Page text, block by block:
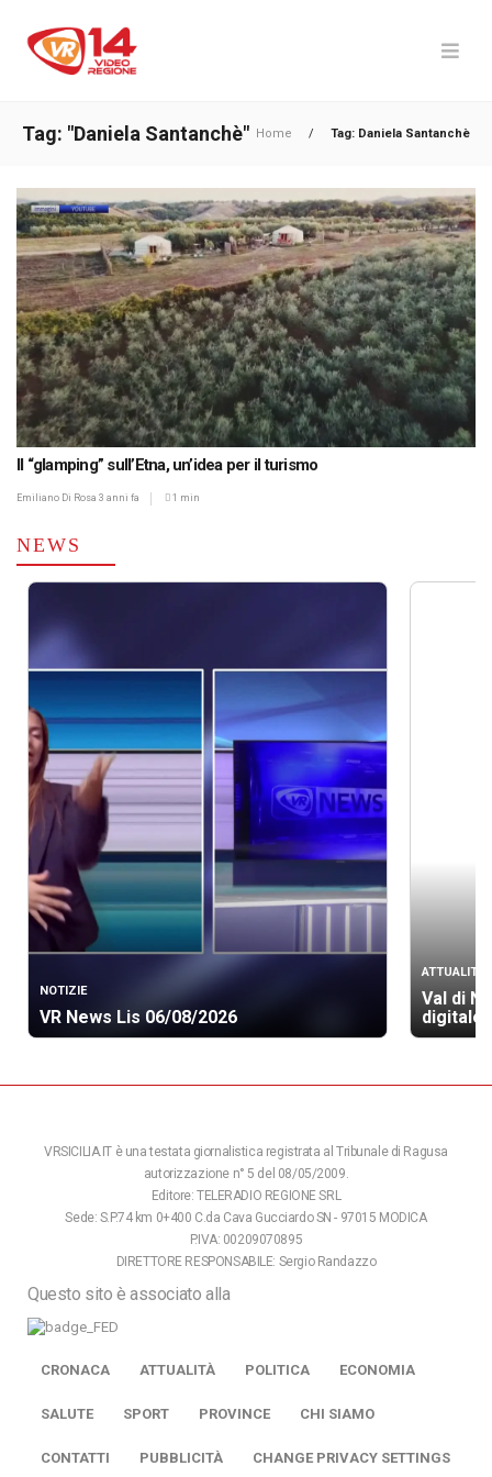
Tag: "Daniela Santanchè" Home / Tag: Daniela Santanchè
Il “glamping” sull’Etna, un’idea per il turismo
Emiliano Di Rosa 3 anni fa 1 min
NEWS
NOTIZIE
VR News Lis 06/08/2026
ATTUALITÀ
Val di
digitale
VRSICILIA.IT è una testata giornalistica registrata al Tribunale di Ragusa
autorizzazione n° 5 del 08/05/2009.
Editore: TELERADIO REGIONE SRL
Sede: S.P.74 km 0+400 C.da Cava Gucciardo SN - 97015 MODICA
P.IVA: 00209070895
DIRETTORE RESPONSABILE: Sergio Randazzo
Questo sito è associato alla
CRONACA ATTUALITÀ POLITICA ECONOMIA
SALUTE SPORT PROVINCE CHI SIAMO
CONTATTI PUBBLICITÀ CHANGE PRIVACY SETTINGS